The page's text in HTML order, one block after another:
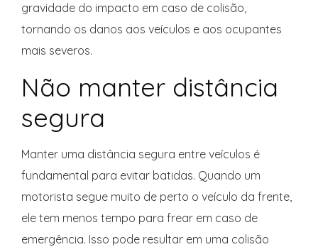
gravidade do impacto em caso de colisão,
tornando os danos aos veículos e aos ocupantes
mais severos.
Não manter distância
segura
Manter uma distância segura entre veículos é
fundamental para evitar batidas. Quando um
motorista segue muito de perto o veículo da frente,
ele tem menos tempo para frear em caso de
emergência. Isso pode resultar em uma colisão